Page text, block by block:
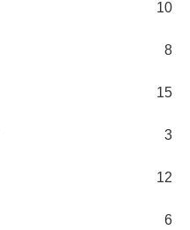
10
8
15
3
12
6